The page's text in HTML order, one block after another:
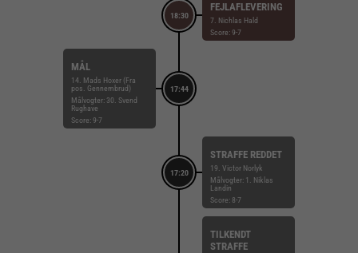
18:30
FEJLAFLEVERING
7. Nichlas Hald
Score: 9-7
17:44
MÅL
14. Mads Hoxer (Fra
pos. Gennembrud)
Målvogter: 30. Svend
Rughave
Score: 9-7
17:20
STRAFFE REDDET
19. Victor Norlyk
Målvogter: 1. Niklas
Landin
Score: 8-7
TILKENDT
STRAFFE